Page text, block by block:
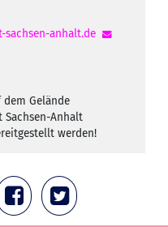
sachsen-anhalt.de
dem Gelände
Sachsen-Anhalt
werden!